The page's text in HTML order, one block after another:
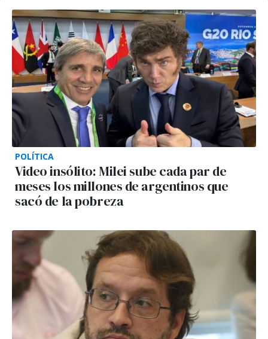
POLÍTICA
Video insólito: Milei sube cada par de
meses los millones de argentinos que
sacó de la pobreza